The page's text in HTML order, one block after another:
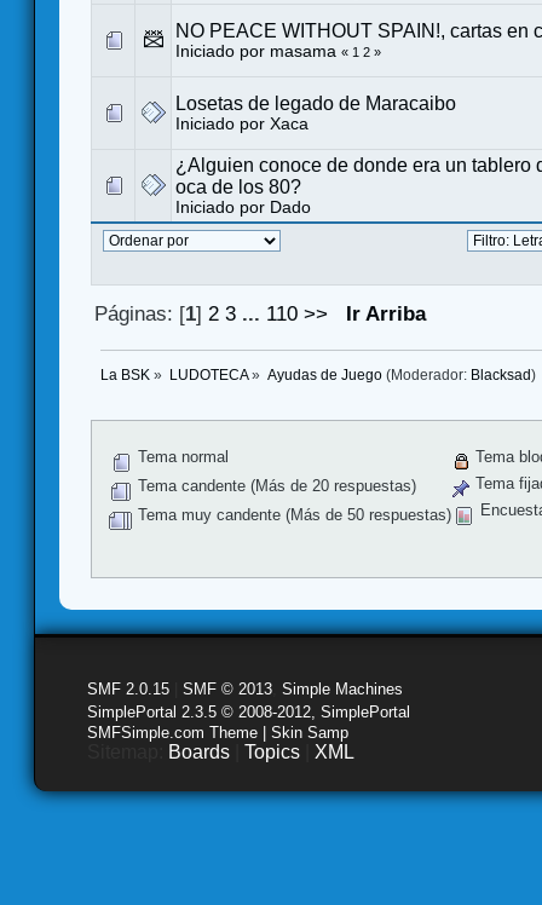
NO PEACE WITHOUT SPAIN!, cartas en
Iniciado por masama « 1 2 »
Losetas de legado de Maracaibo
Iniciado por Xaca
¿Alguien conoce de donde era un tablero
oca de los 80?
Iniciado por Dado
Páginas: [1] 2 3 ... 110 >> Ir Arriba
La BSK » LUDOTECA» Ayudas de Juego(Moderador: Blacksad)
Tema normal
Tema candente (Más de 20 respuestas)
Tema muy candente (Más de 50 respuestas)
Tema
Tema
SMF 2.0.15 SMF © 2013 Simple Machines
SimplePortal 2.3.5 © 2008-2012, SimplePortal
SMFSimple.com Theme | Skin Samp
Boards Topics XML